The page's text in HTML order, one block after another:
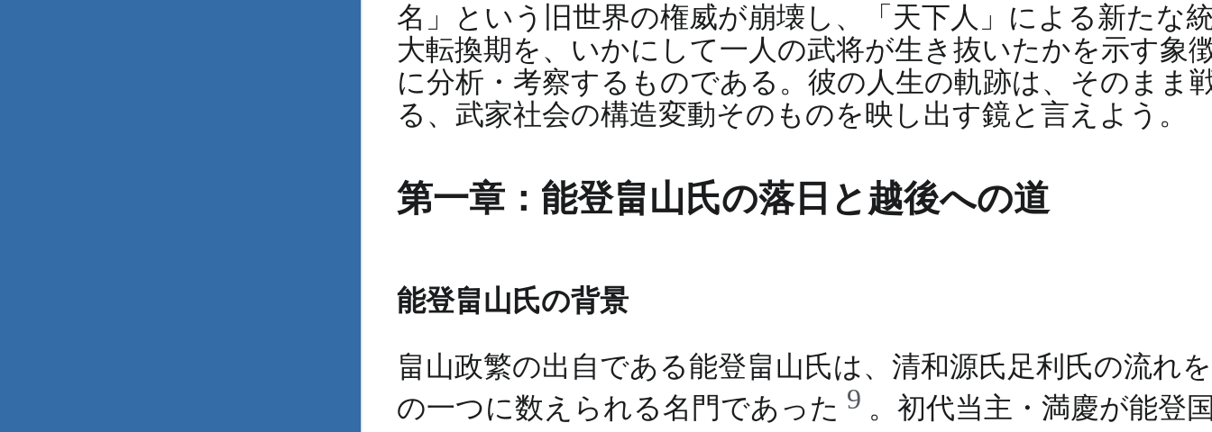
名」という旧世界の権威が崩壊し、「天下人」による新たな
大転換期を、いかにして一人の武将が生き抜いたかを示す象
に分析・考察するものである。彼の人生の軌跡は、そのまま
る、武家社会の構造変動そのものを映し出す鏡と言えよう。
第一章：能登畠山氏の落日と越後への道
能登畠山氏の背景
畠山政繁の出自である能登畠山氏は、清和源氏足利氏の流れ
の一つに数えられる名門であった 9 。初代当主・満慶が能登